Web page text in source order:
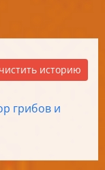
историю
грибов и